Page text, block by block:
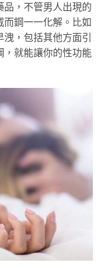
品，不管男人出現的
鋼一一化解。比如
，包括其他方面引
，就能讓你的性功能